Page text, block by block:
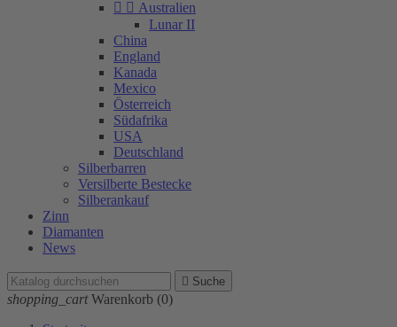
  Australien
Lunar II
China
England
Kanada
Mexico
Österreich
Südafrika
USA
Deutschland
Silberbarren
Versilberte Bestecke
Silberankauf
Zinn
Diamanten
News
 Suche
shopping_cart Warenkorb (0)